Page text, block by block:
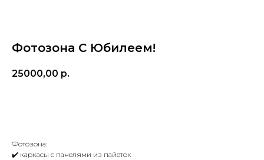
Фотозона С Юбилеем!
25000,00 р.
Фотозона:
✔️ каркасы с панелями из пайеток